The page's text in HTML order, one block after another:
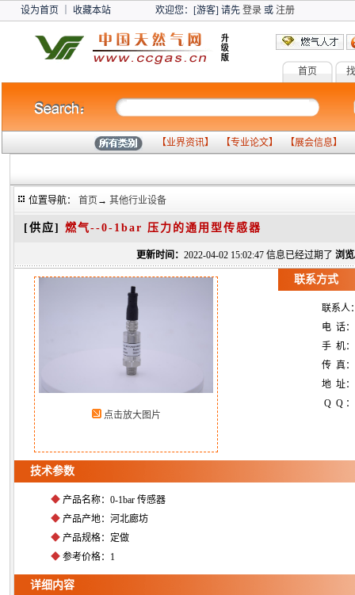
设为首页 收藏本站 欢迎您：[游客] 请先 登录或 注册
首页
气化系列
【业界资讯】 【专业论文】 【展会信息】
位置导航： 首页 → 其他行业设备
[供应] 燃气--0-1bar 压力的通用型传感器
更新时间： 2022-04-02 15:02:47 信息已经过期了 浏
点击放大图片
联系方式
联系人
电 话：
手 机：
传 真
地 址：
Q Q ：
技术参数
◆ 产品名称：0-1bar 传感器
◆ 产品产地：河北廊坊
◆ 产品规格：定做
◆ 参考价格：1
详细内容